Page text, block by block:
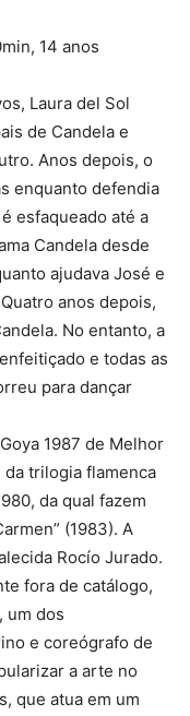
14 anos
Laura del Sol
de Candela e
Anos depois, o
enquanto defendia
esfaqueado até a
Candela desde
ajudava José e
anos depois,
No entanto, a
e todas as
para dançar
1987 de Melhor
trilogia flamenca
da qual fazem
(1983). A
Rocío Jurado.
fora de catálogo,
um dos
e coreógrafo de
a arte no
que atua em um